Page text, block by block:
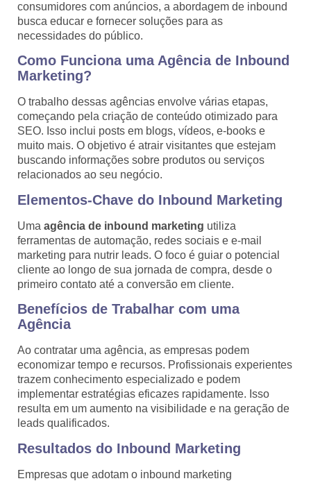
consumidores com anúncios, a abordagem de inbound
busca educar e fornecer soluções para as
necessidades do público.
Como Funciona uma Agência de Inbound
Marketing?
O trabalho dessas agências envolve várias etapas,
começando pela criação de conteúdo otimizado para
SEO. Isso inclui posts em blogs, vídeos, e-books e
muito mais. O objetivo é atrair visitantes que estejam
buscando informações sobre produtos ou serviços
relacionados ao seu negócio.
Elementos-Chave do Inbound Marketing
Uma agência de inbound marketing utiliza
ferramentas de automação, redes sociais e e-mail
marketing para nutrir leads. O foco é guiar o potencial
cliente ao longo de sua jornada de compra, desde o
primeiro contato até a conversão em cliente.
Benefícios de Trabalhar com uma
Agência
Ao contratar uma agência, as empresas podem
economizar tempo e recursos. Profissionais experientes
trazem conhecimento especializado e podem
implementar estratégias eficazes rapidamente. Isso
resulta em um aumento na visibilidade e na geração de
leads qualificados.
Resultados do Inbound Marketing
Empresas que adotam o inbound marketing